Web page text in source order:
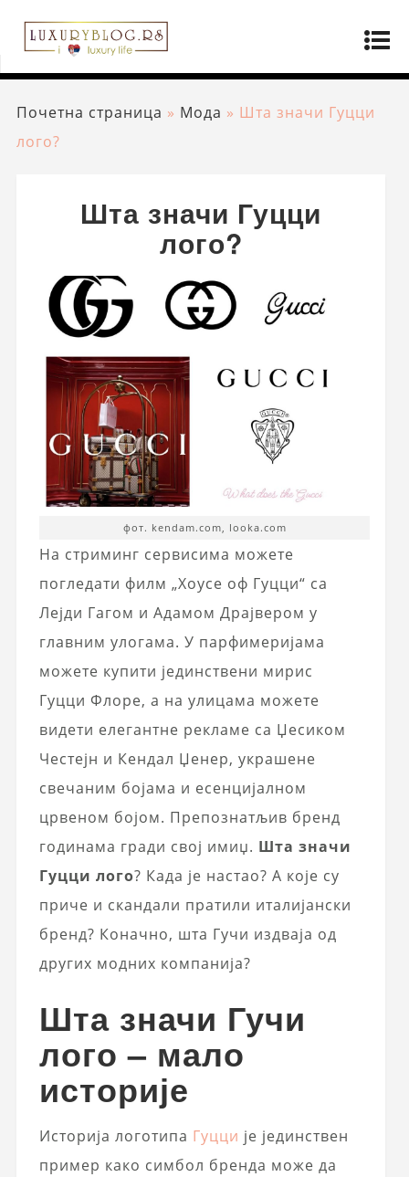
Почетна страница » Мода » Шта значи Гуцци
лого?
Шта значи Гуцци
лого?
фот. kendam.com, looka.com
На стриминг сервисима можете
погледати филм „Хоусе оф Гуцци“ са
Лејди Гагом и Адамом Драјвером у
главним улогама. У парфимеријама
можете купити јединствени мирис
Гуцци Флоре, а на улицама можете
видети елегантне рекламе са Џесиком
Честејн и Кендал Џенер, украшене
свечаним бојама и есенцијалном
црвеном бојом. Препознатљив бренд
годинама гради свој имиџ. Шта значи
Гуцци лого? Када је настао? А које су
приче и скандали пратили италијански
бренд? Коначно, шта Гучи издваја од
других модних компанија?
Шта значи Гучи
лого – мало
историје
Историја логотипа Гуцци је јединствен
пример како симбол бренда може да